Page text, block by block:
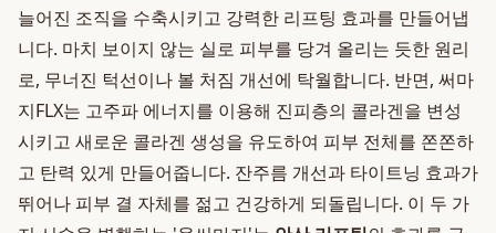
늘어진 조직을 수축시키고 강력한 리프팅 효과를 만들어냅
니다. 마치 보이지 않는 실로 피부를 당겨 올리는 듯한 원리
로, 무너진 턱선이나 볼 처짐 개선에 탁월합니다. 반면, 써마
지FLX는 고주파 에너지를 이용해 진피층의 콜라겐을 변성
시키고 새로운 콜라겐 생성을 유도하여 피부 전체를 쫀쫀하
고 탄력 있게 만들어줍니다. 잔주름 개선과 타이트닝 효과가
뛰어나 피부 결 자체를 젊고 건강하게 되돌립니다. 이 두 가